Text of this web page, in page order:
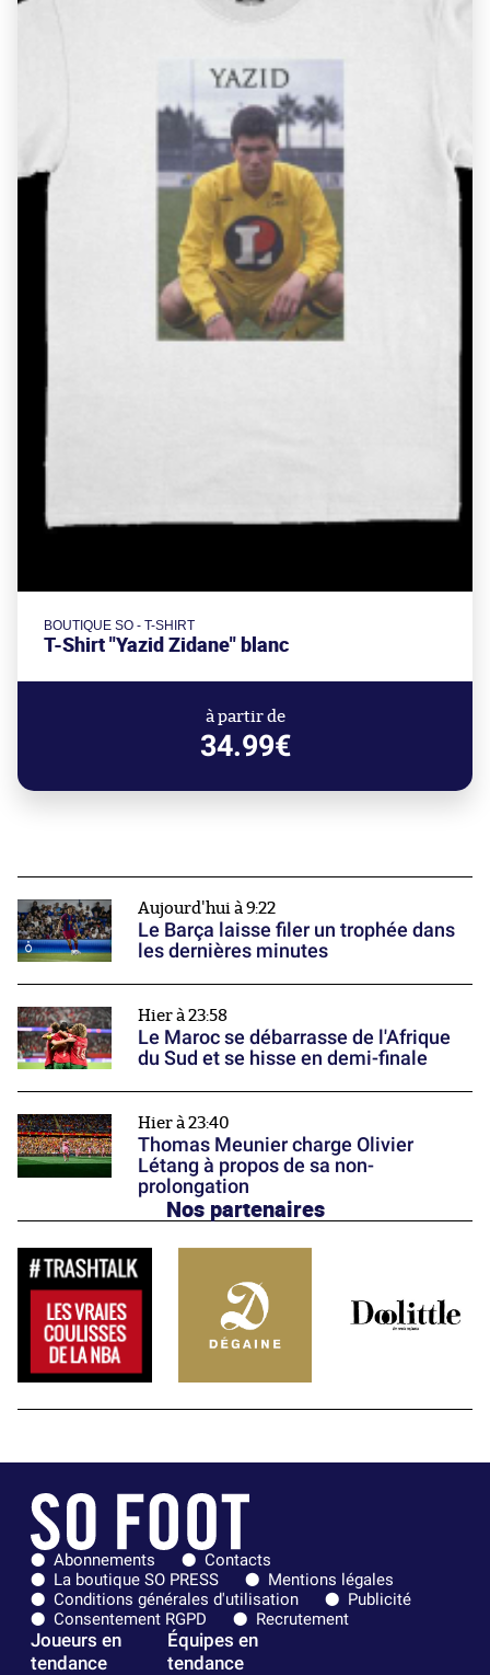
BOUTIQUE SO - T-SHIRT
T-Shirt "Yazid Zidane" blanc
à partir de
34.99€
Aujourd'hui à 9:22
Le Barça laisse filer un trophée dans
les dernières minutes
Hier à 23:58
Le Maroc se débarrasse de l'Afrique
du Sud et se hisse en demi-finale
Hier à 23:40
Thomas Meunier charge Olivier
Létang à propos de sa non-
prolongation
Nos partenaires
Abonnements
Contacts
La boutique SO PRESS
Mentions légales
Conditions générales d'utilisation
Publicité
Consentement RGPD
Recrutement
Joueurs en
tendance
Équipes en
tendance